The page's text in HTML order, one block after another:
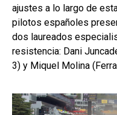
ajustes a lo largo de
pilotos españoles
dos laureados
resistencia: Dani
3) y Miquel Molina